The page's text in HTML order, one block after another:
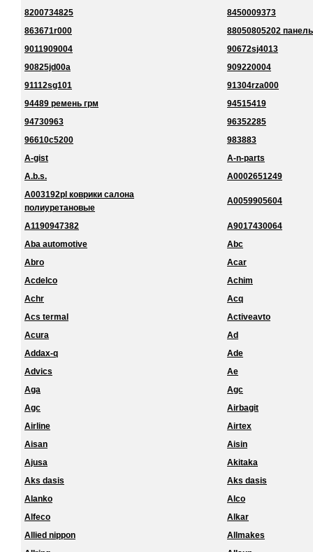
8200734825
8450009373
863671r000
88050805202
9011909004
90672sj4013
90825jd00a
909220004
91112sg101
91304rza000
94489 ремень грм
94515419
94730963
96352285
96610c5200
983883
A-gist
A-n-parts
A.b.s.
A0002651249
A003192pl коврики салона
полиуретановые
A0059905604
A1190947382
A9017430064
Aba automotive
Abc
Abro
Acar
Acdelco
Achim
Achr
Acq
Acs termal
Activeavto
Acura
Ad
Addax-q
Ade
Advics
Ae
Aga
Agc
Agc
Airbagit
Airline
Airtex
Aisan
Aisin
Ajusa
Akitaka
Aks dasis
Aks dasis
Alanko
Alco
Alfeco
Alkar
Allied nippon
Allmakes